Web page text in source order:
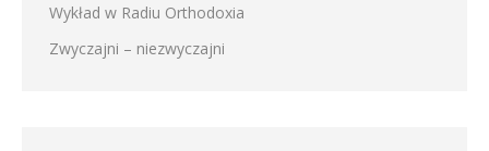
Wykład w Radiu Orthodoxia
Zwyczajni – niezwyczajni